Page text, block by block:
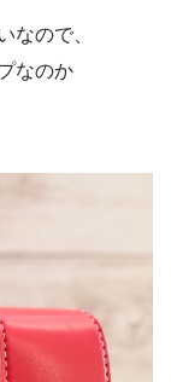
なので、
なのか